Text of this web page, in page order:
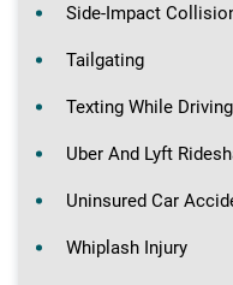
Side-Impact
Tailgating
Texting While
Uber And Lyft
Uninsured Car
Whiplash Injury